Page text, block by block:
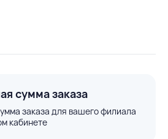
сумма заказа
заказа для вашего филиала
кабинете